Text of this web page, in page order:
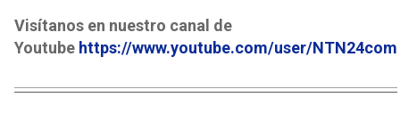
Visítanos en nuestro canal de
Youtube https://www.youtube.com/user/NTN24com